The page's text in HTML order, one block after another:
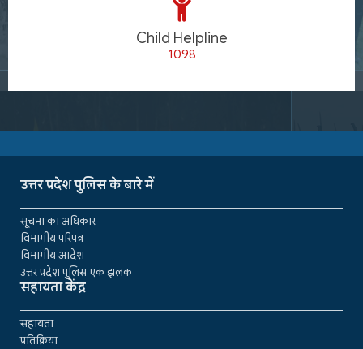
Child Helpline
1098
उत्तर प्रदेश पुलिस के बारे में
सूचना का अधिकार
विभागीय परिपत्र
विभागीय आदेश
उत्तर प्रदेश पुलिस एक झलक
सहायता केंद्र
सहायता
प्रतिक्रिया